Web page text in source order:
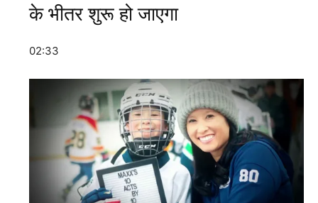
के भीतर शुरू हो जाएगा
02:33